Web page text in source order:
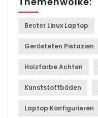
Bester Linux Laptop
Gerösteten Pistazien
Holzfarbe Achten
Kunststoffböden
Laptop Konfigurieren